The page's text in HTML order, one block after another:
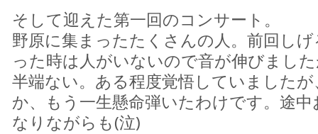
そして迎えた第一回のコンサート。
野原に集まったたくさんの人。前回し
った時は人がいないので音が伸びまし
半端ない。ある程度覚悟していました
か、もう一生懸命弾いたわけです。途
なりながらも(泣)